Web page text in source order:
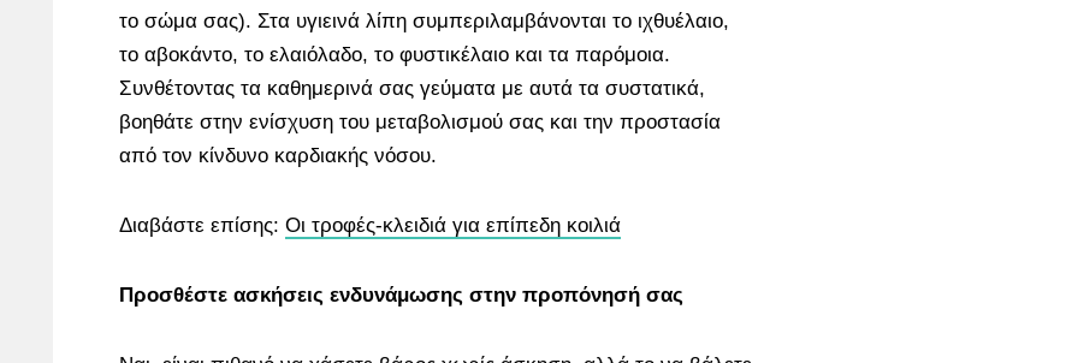
το σώμα σας). Στα υγιεινά λίπη συμπεριλαμβάνονται το ιχθυέλαιο,
το αβοκάντο, το ελαιόλαδο, το φυστικέλαιο και τα παρόμοια.
Συνθέτοντας τα καθημερινά σας γεύματα με αυτά τα συστατικά,
βοηθάτε στην ενίσχυση του μεταβολισμού σας και την προστασία
από τον κίνδυνο καρδιακής νόσου.
Διαβάστε επίσης: Οι τροφές-κλειδιά για επίπεδη κοιλιά
Προσθέστε ασκήσεις ενδυνάμωσης στην προπόνησή σας